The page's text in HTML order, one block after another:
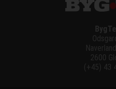
2600
(+45) 43